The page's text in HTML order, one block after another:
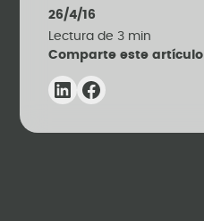
26/4/16
Lectura de 3 min
Comparte este artículo